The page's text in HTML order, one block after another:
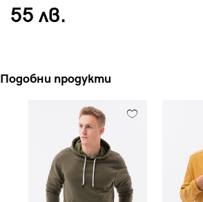
55 лв.
Подобни продукти